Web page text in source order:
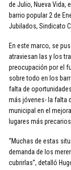
de Julio, Nueva Vida,
barrio popular 2 de
Jubilados, Sindicato
En este marco, se
atraviesan las y los
preocupación por el
sobre todo en los
falta de
más jóvenes- la falta
municipal en el
lugares más precarios.
“Muchas de estas
demanda de los
cubrirlas”, detalló